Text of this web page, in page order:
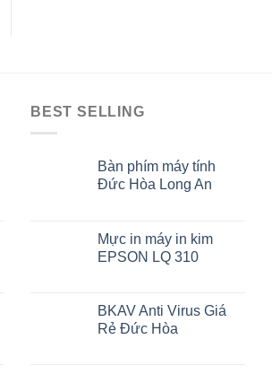
BEST SELLING
Bàn phím máy tính
Đức Hòa Long An
Mực in máy in kim
EPSON LQ 310
BKAV Anti Virus Giá
Rẻ Đức Hòa